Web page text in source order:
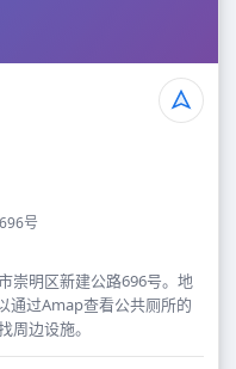
号
崇明区新建公路696号。地
通过Amap查看公共厕所的
周边设施。